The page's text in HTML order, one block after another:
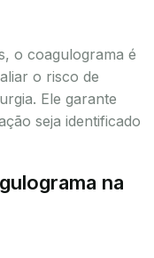
o coagulograma é
o risco de
Ele garante
seja identificado
na